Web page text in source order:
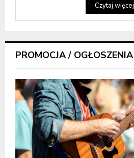
Czytaj więcej
PROMOCJA / OGŁOSZENIA